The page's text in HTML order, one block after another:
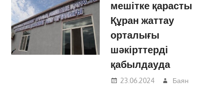
мешітке қарасты
Құран жаттау
орталығы
шәкірттерді
қабылдауда
23.06.2024
Баян